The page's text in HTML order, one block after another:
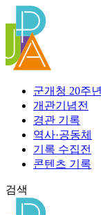
텐
로
건
군개청 20주년
개관기념전
경관 기록
역사·공동체
기록 수집전
콘텐츠 기록
검색